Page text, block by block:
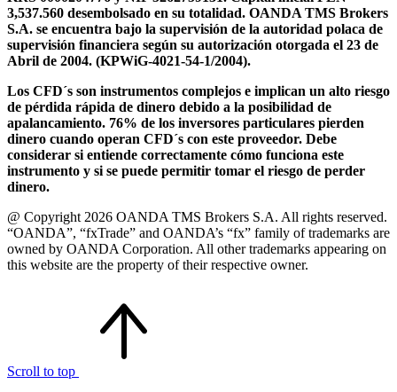
3,537.560 desembolsado en su totalidad. OANDA TMS Brokers
S.A. se encuentra bajo la supervisión de la autoridad polaca de
supervisión financiera según su autorización otorgada el 23 de
Abril de 2004. (KPWiG-4021-54-1/2004).
Los CFD´s son instrumentos complejos e implican un alto riesgo
de pérdida rápida de dinero debido a la posibilidad de
apalancamiento. 76% de los inversores particulares pierden
dinero cuando operan CFD´s con este proveedor. Debe
considerar si entiende correctamente cómo funciona este
instrumento y si se puede permitir tomar el riesgo de perder
dinero.
@ Copyright 2026 OANDA TMS Brokers S.A. All rights reserved.
“OANDA”, “fxTrade” and OANDA’s “fx” family of trademarks are
owned by OANDA Corporation. All other trademarks appearing on
this website are the property of their respective owner.
Scroll to top